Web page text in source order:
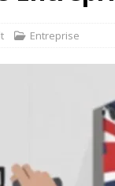
Entreprise